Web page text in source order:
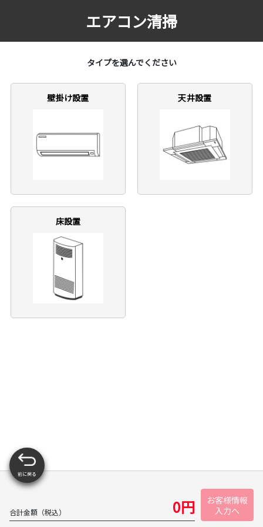
エアコン清掃
タイプを選んでください
壁掛け設置 天井設置
床設置
合計金額（税込） 0円
お客様情報
入力へ
前に戻る